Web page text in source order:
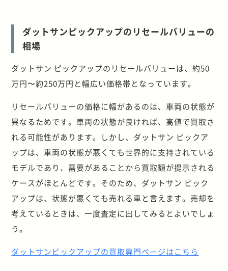
ダットサンピックアップのリセールバリューの
相場
ダットサン ピックアップのリセールバリューは、約50
万円〜約250万円と幅広い価格帯となっています。
リセールバリューの価格に幅があるのは、車両の状態が
異なるためです。車両の状態が良ければ、高値で買取さ
れる可能性があります。しかし、ダットサン ピックア
ップは、車両の状態が悪くても世界的に支持されている
モデルであり、需要があることから買取額が提示される
ケースがほとんどです。そのため、ダットサン ピック
アップは、状態が悪くても売れる車と言えます。売却を
考えているときは、一度査定に出してみるとよいでしょ
う。
ダットサンピックアップの買取専門ページはこちら